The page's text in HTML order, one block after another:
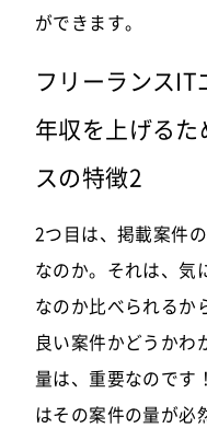
ができます。
フリーランスIT
年収を上げる
スの特徴2
2つ目は、掲載案件
なのか。それは、気
なのか比べられるか
良い案件かどうかわ
量は、重要なのです
はその案件の量が必